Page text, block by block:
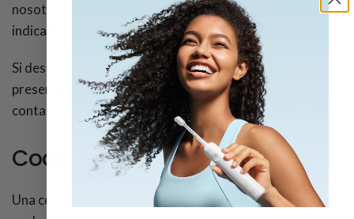
nosotros a través de la información de contacto arriba
indicada.
Si desea designar a un agente autorizado para que
presente estas solicitudes en su nombre, póngase en
contacto con nosotros en la dirección arriba indicada.
Cookies
Una cookie es una pequeña cantidad de información que